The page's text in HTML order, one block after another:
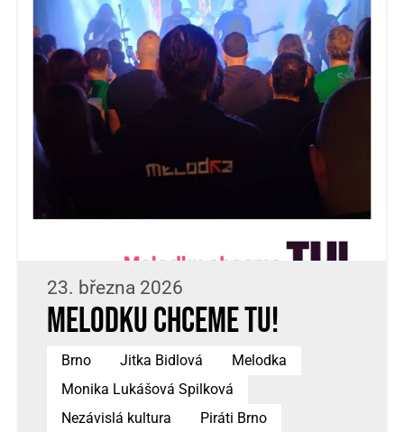
23. března 2026
Melodku chceme TU!
Brno Jitka Bidlová
Melodka
Monika Lukášová Spilková
Nezávislá kultura
Piráti Brno